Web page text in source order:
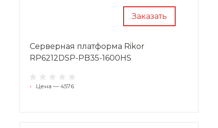
Заказать
Cерверная платформа Rikor
RP6212DSP-PB35-1600HS
• Цена — 4576